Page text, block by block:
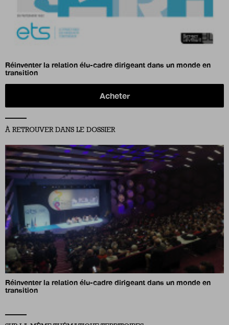
Réinventer la relation élu-cadre dirigeant dans un monde en
transition
Acheter
À RETROUVER DANS LE DOSSIER
Réinventer la relation élu-cadre dirigeant dans un monde en
transition